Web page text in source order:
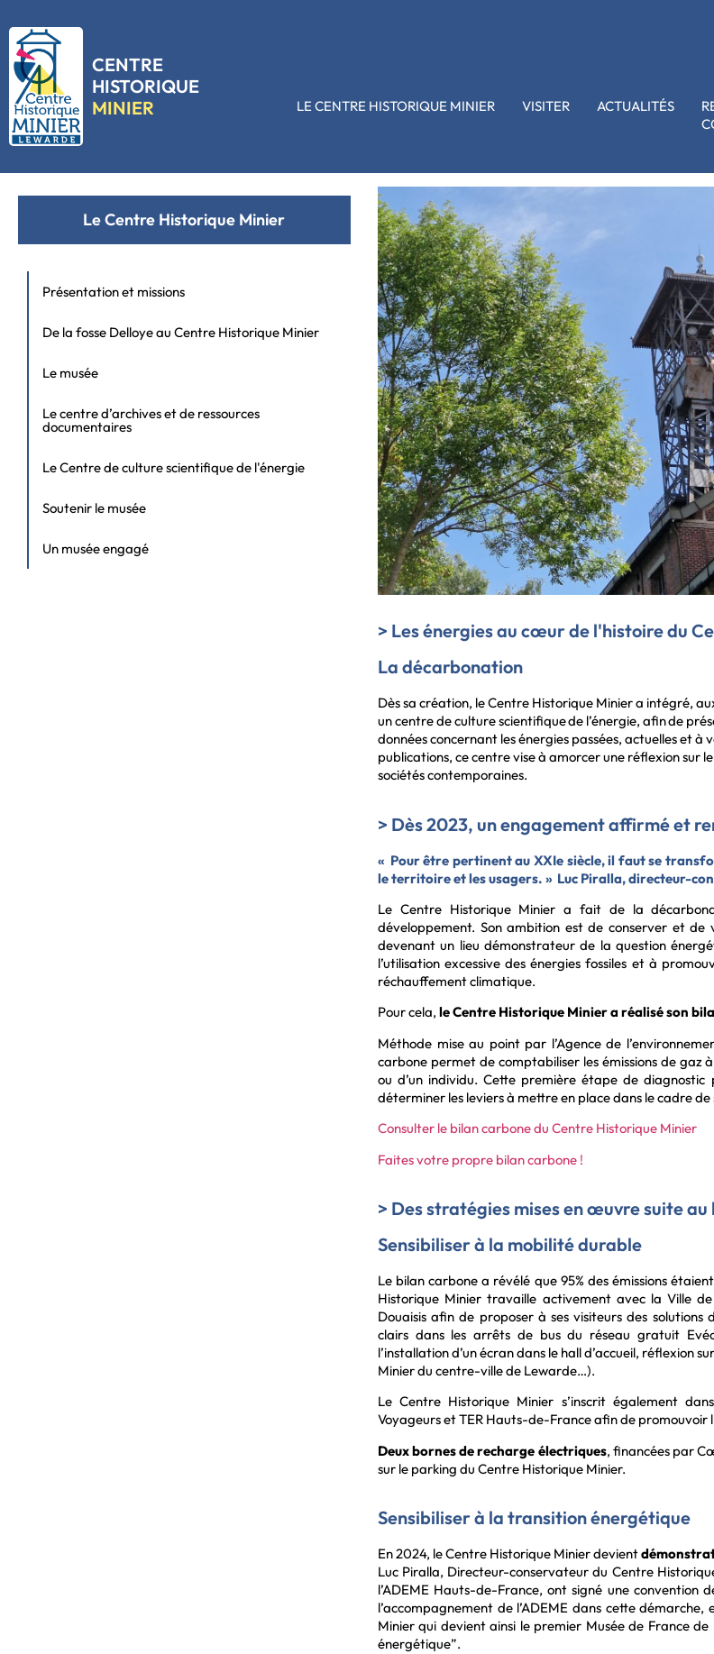
CENTRE
HISTORIQUE
MINIER
LE CENTRE HISTORIQUE MINIER VISITER ACTUALITÉS
Un musée engagé
Le Centre Historique Minier
Présentation et missions
De la fosse Delloye au Centre Historique Minier
Le musée
Le centre d’archives et de ressources
documentaires
Le Centre de culture scientifique de l'énergie
Soutenir le musée
Un musée engagé
> Les énergies au cœur de l'histoire du
La décarbonation
Dès sa création, le Centre Historique Minier a intégré,
un centre de culture scientifique de l’énergie, afin de
données concernant les énergies passées, actuelles et à
publications, ce centre vise à amorcer une réflexion sur
sociétés contemporaines.
> Dès 2023, un engagement affirmé et
« Pour être pertinent au XXIe siècle, il faut se
le territoire et les usagers. » Luc Piralla, directeur-
Le Centre Historique Minier a fait de la
développement. Son ambition est de conserver et
devenant un lieu démonstrateur de la question
l’utilisation excessive des énergies fossiles et à
réchauffement climatique.
Pour cela, le Centre Historique Minier a réalisé son
Méthode mise au point par l’Agence de
carbone permet de comptabiliser les émissions de gaz
ou d’un individu. Cette première étape de
déterminer les leviers à mettre en place dans le cadre
Consulter le bilan carbone du Centre Historique Minier
Faites votre propre bilan carbone !
> Des stratégies mises en œuvre suite
Sensibiliser à la mobilité durable
Le bilan carbone a révélé que 95% des émissions
Historique Minier travaille activement avec la Ville
Douaisis afin de proposer à ses visiteurs des
clairs dans les arrêts de bus du réseau gratuit
l’installation d’un écran dans le hall d’accueil, réflexion
Minier du centre-ville de Lewarde…).
Le Centre Historique Minier s’inscrit également
Voyageurs et TER Hauts-de-France afin de promouvoir
Deux bornes de recharge électriques, financées par
sur le parking du Centre Historique Minier.
Sensibiliser à la transition énergétique
En 2024, le Centre Historique Minier devient
Luc Piralla, Directeur-conservateur du Centre
l’ADEME Hauts-de-France, ont signé une
l’accompagnement de l’ADEME dans cette
Minier qui devient ainsi le premier Musée de France
énergétique”.